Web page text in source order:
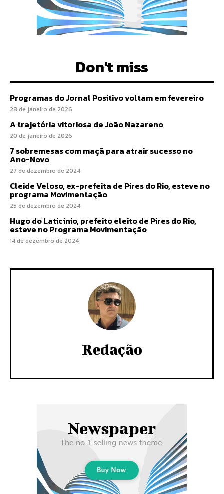
Don't miss
Programas do Jornal Positivo voltam em fevereiro
28 de janeiro de 2026
A trajetória vitoriosa de João Nazareno
20 de janeiro de 2026
7 sobremesas com maçã para atrair sucesso no
Ano-Novo
27 de dezembro de 2024
Cleide Veloso, ex-prefeita de Pires do Rio, esteve no
programa Movimentação
25 de dezembro de 2024
Hugo do Laticínio, prefeito eleito de Pires do Rio,
esteve no Programa Movimentação
14 de dezembro de 2024
Redação